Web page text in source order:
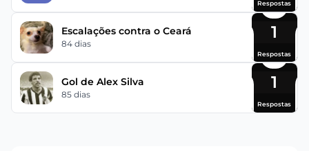
Respostas
Escalações contra o Ceará
84 dias
1
Respostas
Gol de Alex Silva
85 dias
1
Respostas